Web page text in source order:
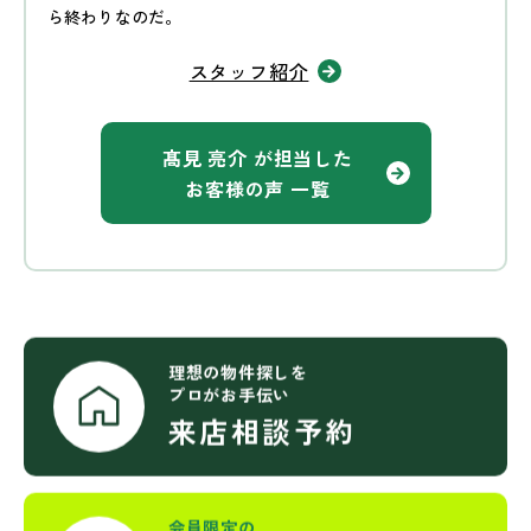
ら終わりなのだ。
スタッフ紹介
髙見 亮介 が担当した
お客様の声 一覧
理想の物件探しを
プロがお手伝い
来店相談予約